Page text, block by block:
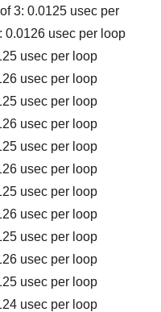
3: 0.0125 usec per
0.0126 usec per loop
usec per loop
usec per loop
usec per loop
usec per loop
usec per loop
usec per loop
usec per loop
usec per loop
usec per loop
usec per loop
usec per loop
usec per loop